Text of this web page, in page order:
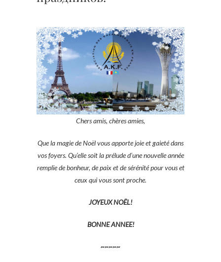
Chers amis, chères amies,
Que la magie de Noël vous apporte joie et gaieté dans
vos foyers. Qu’elle soit la prélude d’une nouvelle année
remplie de bonheur, de paix et de sérénité pour vous et
ceux qui vous sont proche.
JOYEUX NOËL!
BONNE ANNEE!
~~~~~